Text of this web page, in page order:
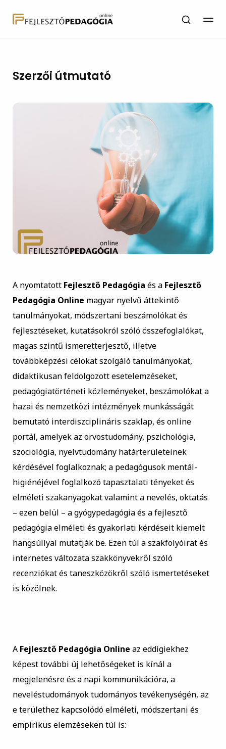
Szerzői útmutató
A nyomtatott Fejlesztő Pedagógia és a Fejlesztő
Pedagógia Online magyar nyelvű áttekintő
tanulmányokat, módszertani beszámolókat és
fejlesztéseket, kutatásokról szóló összefoglalókat,
magas szintű ismeretterjesztő, illetve
továbbképzési célokat szolgáló tanulmányokat,
didaktikusan feldolgozott esetelemzéseket,
pedagógiatörténeti közleményeket, beszámolókat a
hazai és nemzetközi intézmények munkásságát
bemutató interdiszciplináris szaklap, és online
portál, amelyek az orvostudomány, pszichológia,
szociológia, nyelvtudomány határterületeinek
kérdésével foglalkoznak; a pedagógusok mentál-
higiénéjével foglalkozó tapasztalati tényeket és
elméleti szakanyagokat valamint a nevelés, oktatás
– ezen belül – agyógypedagógiaés afejlesztő
pedagógiaelméleti és gyakorlati kérdéseit kiemelt
hangsúllyal mutatják be. Ezen túl a szakfolyóirat és
internetes változata szakkönyvekről szóló
recenziókat és taneszközökről szóló ismertetéseket
is közölnek.
A Fejlesztő Pedagógia Online az eddigiekhez
képest további új lehetőségeket is kínál a
megjelenésre és a napi kommunikációra, a
neveléstudományok tudományos tevékenységén, az
e területhez kapcsolódó elméleti, módszertani és
empirikus elemzéseken túl is: